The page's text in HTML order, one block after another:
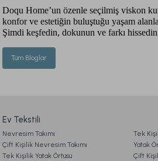
Doqu Home’un özenle seçilmiş viskon
konfor ve estetiğin buluştuğu yaşam
Şimdi keşfedin, dokunun ve farkı
Tüm Bloglar
Ev Tekstili
Nevresim Takımı
Tek
Çift Kişilik Nevresim Takımı
Yatak
Tek Kişilik Yatak Örtüsü
Çift